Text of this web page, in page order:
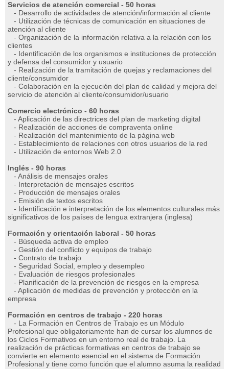
Servicios de atención comercial - 50 horas
- Desarrollo de actividades de atención/información al cliente
- Utilización de técnicas de comunicación en situaciones de
atención al cliente
- Organización de la información relativa a la relación con los
clientes
- Identificación de los organismos e instituciones de protección
y defensa del consumidor y usuario
- Realización de la tramitación de quejas y reclamaciones del
cliente/consumidor
- Colaboración en la ejecución del plan de calidad y mejora del
servicio de atención al cliente/consumidor/usuario
Comercio electrónico - 60 horas
- Aplicación de las directrices del plan de marketing digital
- Realización de acciones de compraventa online
- Realización del mantenimiento de la página web
- Establecimiento de relaciones con otros usuarios de la red
- Utilización de entornos Web 2.0
Inglés - 90 horas
- Análisis de mensajes orales
- Interpretación de mensajes escritos
- Producción de mensajes orales
- Emisión de textos escritos
- Identificación e interpretación de los elementos culturales más
significativos de los países de lengua extranjera (inglesa)
Formación y orientación laboral - 50 horas
- Búsqueda activa de empleo
- Gestión del conflicto y equipos de trabajo
- Contrato de trabajo
- Seguridad Social, empleo y desempleo
- Evaluación de riesgos profesionales
- Planificación de la prevención de riesgos en la empresa
- Aplicación de medidas de prevención y protección en la
empresa
Formación en centros de trabajo - 220 horas
- La Formación en Centros de Trabajo es un Módulo
Profesional que obligatoriamente han de cursar los alumnos de
los Ciclos Formativos en un entorno real de trabajo. La
realización de prácticas formativas en centros de trabajo se
convierte en elemento esencial en el sistema de Formación
Profesional y tiene como función que el alumno asuma la realidad